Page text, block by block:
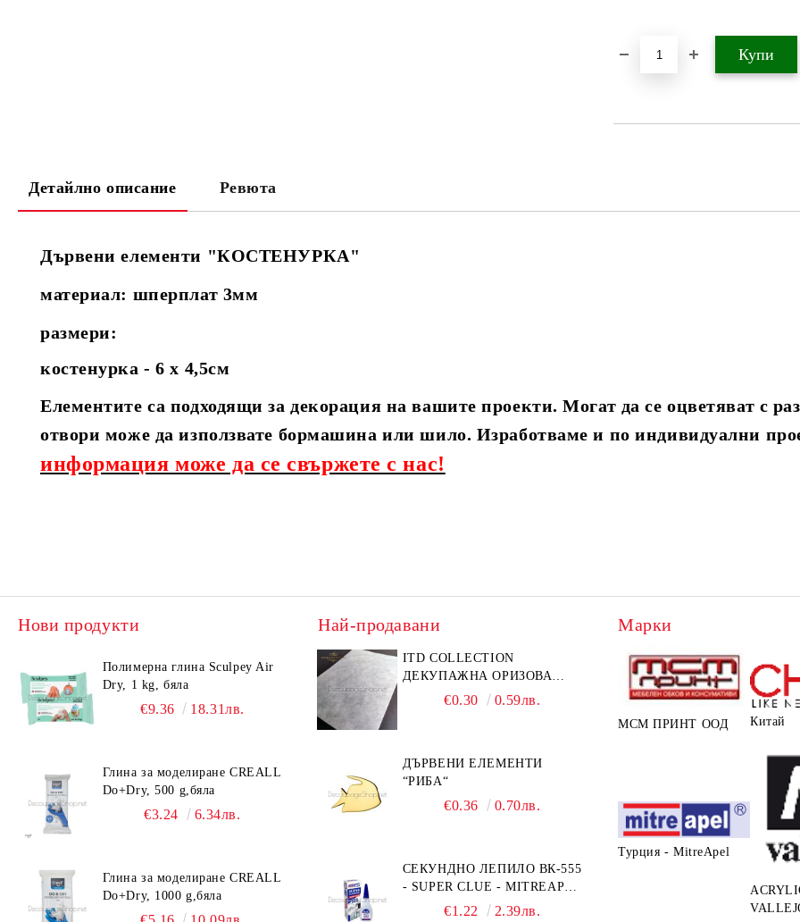
Детайлно описание Ревюта
Дървени елементи "КОСТЕНУРКА"
материал: шперплат 3мм
размери:
костенурка - 6 х 4,5см
Елементите са подходящи за декорация на вашите проекти. Могат да се оцветяват с
отвори може да използвате бормашина или шило. Изработваме и по индивидуални
информация може да се свържете с нас!
Нови продукти
Полимерна глина Sculpey Air
Dry, 1 kg, бяла
€9.36 18.31лв.
Глина за моделиране CREALL
Do+Dry, 500 g,бяла
€3.24 6.34лв.
Глина за моделиране CREALL
Do+Dry, 1000 g,бяла
Най-продавани
ITD COLLECTION
ДЕКУПАЖНА ОРИЗОВА
ХАРТИЯ А5 БЯЛА - RC044
€0.30 0.59лв.
ДЪРВЕНИ ЕЛЕМЕНТИ
“РИБА“
€0.36 0.70лв.
СЕКУНДНО ЛЕПИЛО ВК-555
- SUPER CLUE - MITREAPEL
€1.22 2.39лв.
Марки
МСМ ПРИНТ ООД Китай
Турция - MitreApel